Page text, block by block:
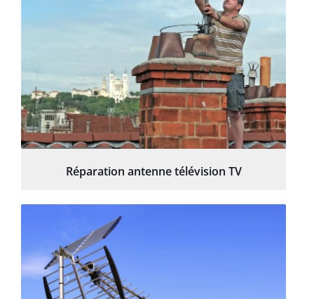
Réparation antenne télévision TV